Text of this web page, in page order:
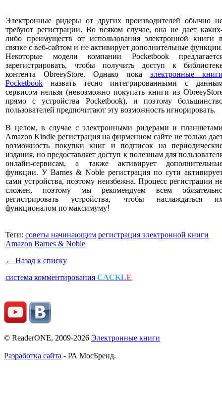
Электронные ридеры от других производителей обычно
требуют регистрации. Во всяком случае, она не дает
либо преимуществ от использования электронной книги
связке с веб-сайтом и не активирует дополнительные
Некоторые модели компании Pocketbook
зарегистрировать, чтобы получить доступ к
контента ObreeyStore. Однако пока электронные
Pocketbook назвать тесно интегрированными с
сервисом нельзя (невозможно покупать книги из
прямо с устройства Pocketbook), и поэтому
пользователей предпочитают эту возможность игнорировать.
В целом, в случае с электронными ридерами и
Amazon Kindle регистрация на фирменном сайте не только
возможность покупки книг и подписок на
издания, но предоставляет доступ к полезным для
онлайн-сервисам, а также активирует
функции. У Barnes & Noble регистрация по сути
сами устройства, поэтому неизбежна. Процесс регистрации
сложен, поэтому мы рекомендуем всем
регистрировать устройства, чтобы наслаждаться
функционалом по максимуму!
Теги: советы начинающим регистрация электронной книги
Amazon Barnes & Noble
← Назад к списку
система комментирования CACKLE
© ReaderONE, 2009-2026 Электронные книги
Разработка сайта - РА МосБренд.